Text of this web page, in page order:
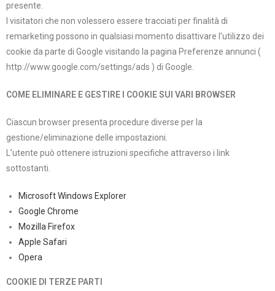
presente.
I visitatori che non volessero essere tracciati per finalità di
remarketing possono in qualsiasi momento disattivare l’utilizzo dei
cookie da parte di Google visitando la pagina Preferenze annunci (
http://www.google.com/settings/ads ) di Google.
COME ELIMINARE E GESTIRE I COOKIE SUI VARI BROWSER
Ciascun browser presenta procedure diverse per la
gestione/eliminazione delle impostazioni.
L’utente può ottenere istruzioni specifiche attraverso i link
sottostanti.
Microsoft Windows Explorer
Google Chrome
Mozilla Firefox
Apple Safari
Opera
COOKIE DI TERZE PARTI